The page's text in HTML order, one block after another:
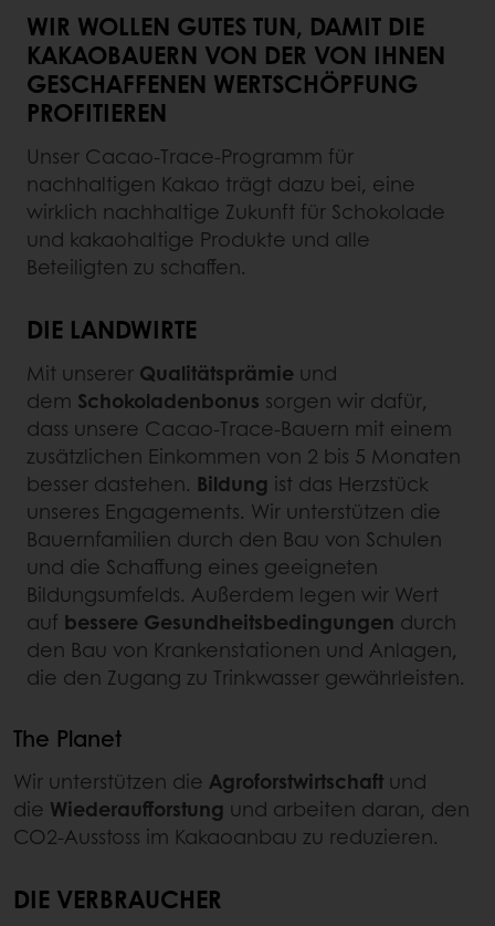
WIR WOLLEN GUTES TUN, DAMIT DIE
KAKAOBAUERN VON DER VON IHNEN
GESCHAFFENEN WERTSCHÖPFUNG
PROFITIEREN
Unser Cacao-Trace-Programm für
nachhaltigen Kakao trägt dazu bei, eine
wirklich nachhaltige Zukunft für Schokolade
und kakaohaltige Produkte und alle
Beteiligten zu schaffen.
DIE LANDWIRTE
Mit unserer Qualitätsprämie und
dem Schokoladenbonus sorgen wir dafür,
dass unsere Cacao-Trace-Bauern mit einem
zusätzlichen Einkommen von 2 bis 5 Monaten
besser dastehen. Bildung ist das Herzstück
unseres Engagements. Wir unterstützen die
Bauernfamilien durch den Bau von Schulen
und die Schaffung eines geeigneten
Bildungsumfelds. Außerdem legen wir Wert
auf bessere Gesundheitsbedingungen durch
den Bau von Krankenstationen und Anlagen,
die den Zugang zu Trinkwasser gewährleisten.
The Planet
Wir unterstützen die Agroforstwirtschaft und
die Wiederaufforstung und arbeiten daran, den
CO2-Ausstoss im Kakaoanbau zu reduzieren.
DIE VERBRAUCHER